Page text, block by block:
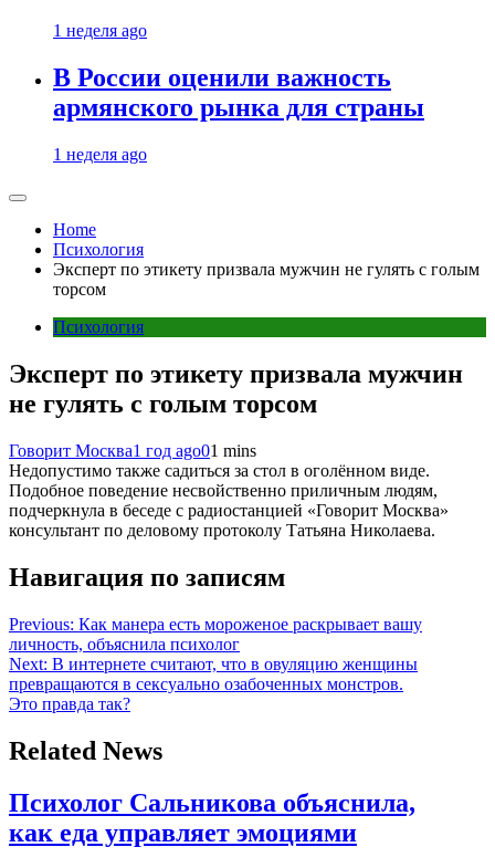
1 неделя ago
В России оценили важность
армянского рынка для страны
1 неделя ago
Home
Психология
Эксперт по этикету призвала мужчин не гулять с голым
торсом
Психология
Эксперт по этикету призвала мужчин
не гулять с голым торсом
Говорит Москва1 год ago01 mins
Недопустимо также садиться за стол в оголённом виде.
Подобное поведение несвойственно приличным людям,
подчеркнула в беседе с радиостанцией «Говорит Москва»
консультант по деловому протоколу Татьяна Николаева.
Навигация по записям
Previous: Как манера есть мороженое раскрывает вашу
личность, объяснила психолог
Next: В интернете считают, что в овуляцию женщины
превращаются в сексуально озабоченных монстров.
Это правда так?
Related News
Психолог Сальникова объяснила,
как еда управляет эмоциями